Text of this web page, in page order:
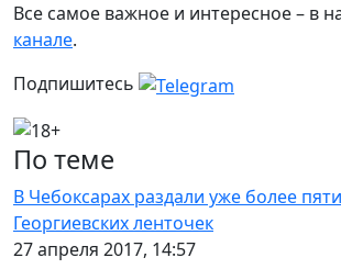
Все самое важное и интересное – в
канале.
Подпишитесь
По теме
В Чебоксарах раздали уже более
Георгиевских ленточек
27 апреля 2017, 14:57